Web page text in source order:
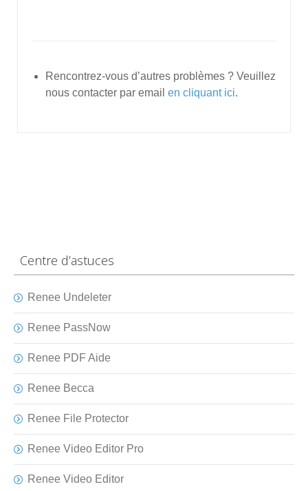
Rencontrez-vous d’autres problèmes ? Veuillez
nous contacter par email en cliquant ici.
Centre d’astuces
Renee Undeleter
Renee PassNow
Renee PDF Aide
Renee Becca
Renee File Protector
Renee Video Editor Pro
Renee Video Editor